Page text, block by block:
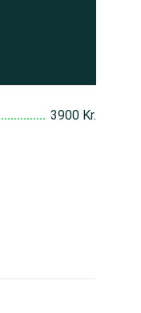
3900 Kr.